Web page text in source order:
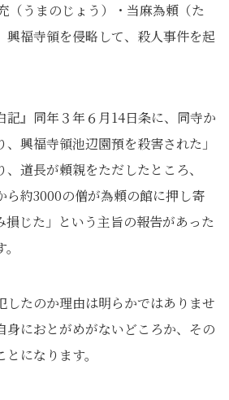
（うまのじょう）・当麻為頼（た
興福寺領を侵略して、殺人事件を起
記』同年３年６月14日条に、同寺か
興福寺領池辺園預を殺害された」
道長が頼親をただしたところ、
ら約3000の僧が為頼の館に押し寄
損じた」という主旨の報告があった
したのか理由は明らかではありませ
身におとがめがないどころか、その
になります。